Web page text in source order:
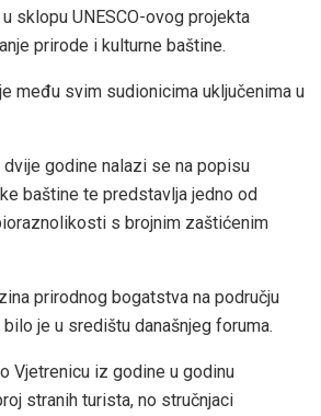
sklopu UNESCO-ovog projekta
prirode i kulturne baštine.
među svim sudionicima uključenima u
godine nalazi se na popisu
baštine te predstavlja jedno od
s brojnim zaštićenim
prirodnog bogatstva na području
je u središtu današnjeg foruma.
Vjetrenicu iz godine u godinu
stranih turista, no stručnjaci